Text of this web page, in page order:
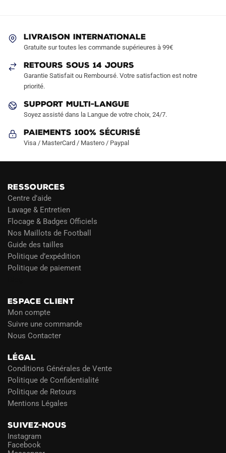
choisies
la
page
produit
page
LIVRAISON INTERNATIONALE
Gratuite sur toutes les commande supérieures à 99€
RETOURS SOUS 14 JOURS
Garantie Satisfait ou Remboursé. Votre satisfaction est notre
priorité.
SUPPORT MULTI-LANGUE
Soyez assisté dans la Langue de votre choix, 24/7.
Paiements 100% Sécurisé
Visa / MasterCard / Mastero / Paypal
RESSOURCES
Centre d’aide
Lavage & Entretien
Flocage & Badges Officiels
Nos Maillots de Football
Guide des tailles
Politique d’expédition
Politique de paiement
ESPACE CLIENT
Mon compte
Suivre une commande
Nous Contacter
LÉGAL
Conditions Générales de Vente
Politique de Confidentialité
Politique de Retours
Mentions Légales
SUIVEZ-NOUS
Instagram
Facebook